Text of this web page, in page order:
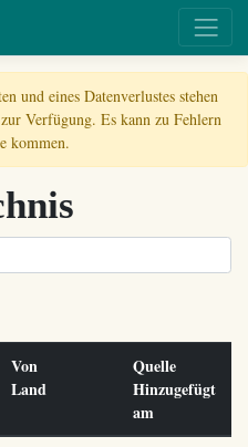
und eines Datenverlustes stehen
Verfügung. Es kann zu Fehlern
kommen.
Von
Land
Quelle
Hinzugefügt
am